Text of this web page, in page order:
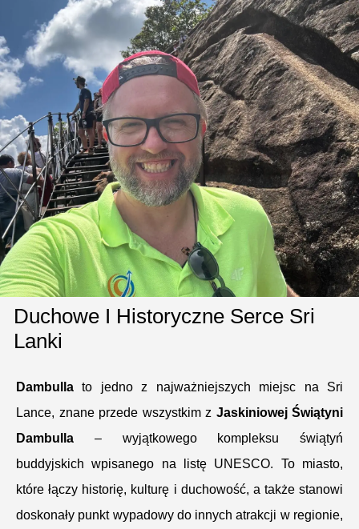
Duchowe I Historyczne Serce Sri
Lanki
Dambulla to jedno z najważniejszych miejsc na Sri
Lance, znane przede wszystkim z Jaskiniowej Świątyni
Dambulla – wyjątkowego kompleksu świątyń
buddyjskich wpisanego na listę UNESCO. To miasto,
które łączy historię, kulturę i duchowość, a także stanowi
doskonały punkt wypadowy do innych atrakcji w regionie,